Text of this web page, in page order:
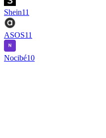
Shein11
ASOS11
Nocibé10